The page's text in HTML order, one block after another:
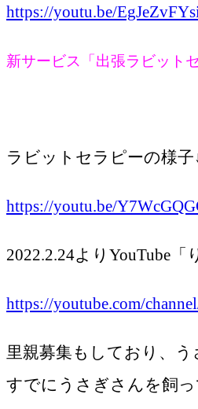
https://youtu.be/
新サービス「出張ラビット
ラビットセラピーの様子
https://youtu.be/
2022.2.24よりYouTube
https://youtube.com/
里親募集もしており、
すでにうさぎさんを飼